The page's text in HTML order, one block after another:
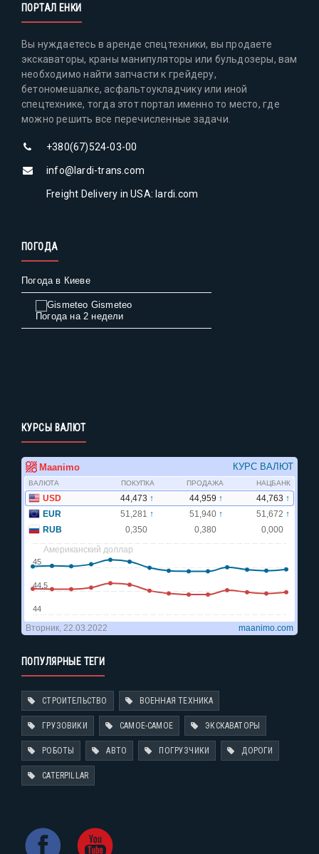
ПОРТАЛ ЕНКИ
Вы нуждаетесь в аренде спецтехники, вы продаете
экскаваторы, краны манипуляторы или бульдозеры, вам
необходимо найти запчасти к грейдеру,
бетономешалке, асфальтоукладчику или иной
спецтехнике, тогда этот портал именно то место, где
можно решить все перечисленные задачи.
+380(67)524-03-00
info@lardi-trans.com
Freight Delivery in USA: lardi.com
ПОГОДА
Погода в Киеве
Gismeteo
Погода на 2 недели
КУРСЫ ВАЛЮТ
ПОПУЛЯРНЫЕ ТЕГИ
СТРОИТЕЛЬСТВО ВОЕННАЯ ТЕХНИКА
ГРУЗОВИКИ САМОЕ-САМОЕ ЭКСКАВАТОРЫ
РОБОТЫ АВТО ПОГРУЗЧИКИ ДОРОГИ
CATERPILLAR